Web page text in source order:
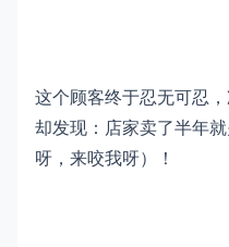
这个顾客终于忍无可忍
却发现：店家卖了半年
呀，来咬我呀）！